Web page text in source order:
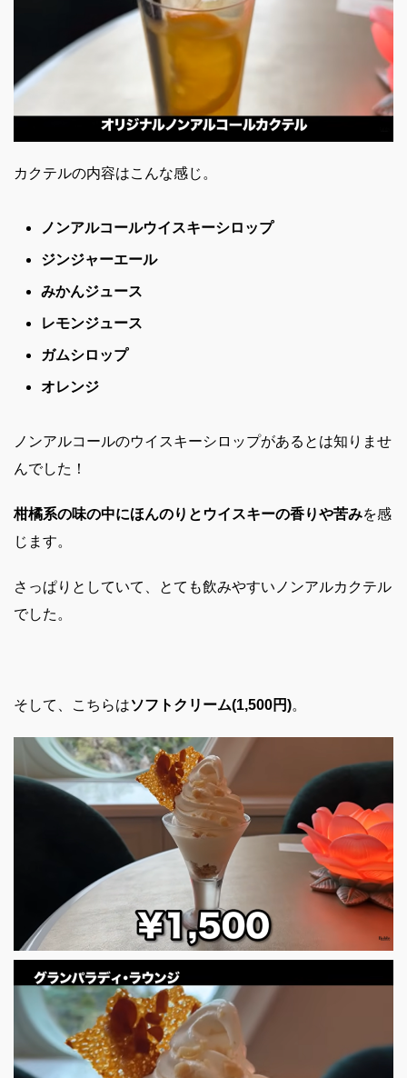
カクテルの内容はこんな感じ。
ノンアルコールウイスキーシロップ
ジンジャーエール
みかんジュース
レモンジュース
ガムシロップ
オレンジ
ノンアルコールのウイスキーシロップがあるとは知りませ
んでした！
柑橘系の味の中にほんのりとウイスキーの香りや苦みを感
じます。
さっぱりとしていて、とても飲みやすいノンアルカクテル
でした。
そして、こちらはソフトクリーム(1,500円)。